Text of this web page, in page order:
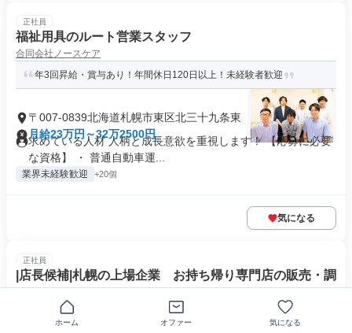
正社員
福祉用具のルート営業スタッフ
合同会社ノースケア
年3回昇給・賞与あり！年間休日120日以上！未経験者歓迎
〒007-0839北海道札幌市東区北三十九条東
月給23万円～32万2500円
求めている人材 人柄と成長意欲を重視します！ 【応募に必要
な資格】 ・ 普通自動車運...
業界未経験歓迎 +20個
気になる
正社員
|店長候補|札幌の上場企業 お持ち帰り専門店の販売・調
株式会社伸和ホールディングス
ホーム オファー 気になる